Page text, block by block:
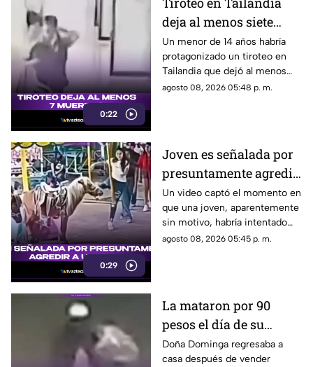
0:22
deja al menos siete
muertos
Un menor de 14 años habría
protagonizado un tiroteo en
Tailandia que dejó al menos
siete personas muertas, entre
agosto 08, 2026 05:48 p. m.
0:29
Joven es señalada por
presuntamente agredir
a un pony en feria de
Pueblo Mágico
Un video captó el momento en
que una joven, aparentemente
sin motivo, habría intentado
agredir a un pequeño pony.
agosto 08, 2026 05:45 p. m.
La mataron por 90
pesos el día de su
cumpleaños; Este es el
caso de Doña Dominga
Doña Dominga regresaba a
casa después de vender